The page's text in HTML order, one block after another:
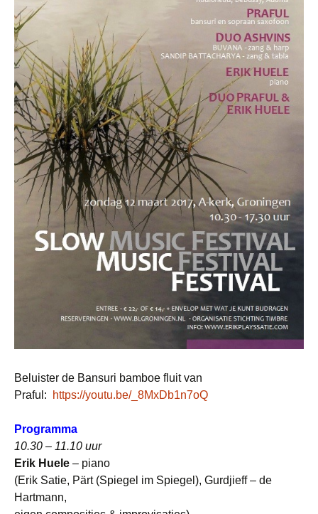
Beluister de Bansuri bamboe fluit van
Praful:
https://youtu.be/_8MxDb1n7oQ
Programma
10.30 – 11.10 uur
Erik Huele – piano
(Erik Satie, Pärt (Spiegel im Spiegel), Gurdjieff – de
Hartmann,